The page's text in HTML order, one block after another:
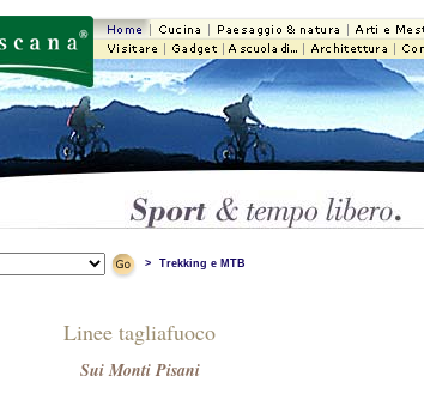
> Trekking e MTB
Linee tagliafuoco
Sui Monti Pisani